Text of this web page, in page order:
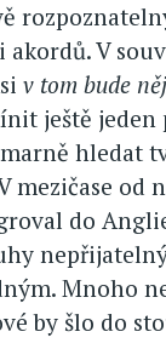
V
v tom bude
ještě jeden
hledat
mezičase od
do
Mnoho
by šlo do